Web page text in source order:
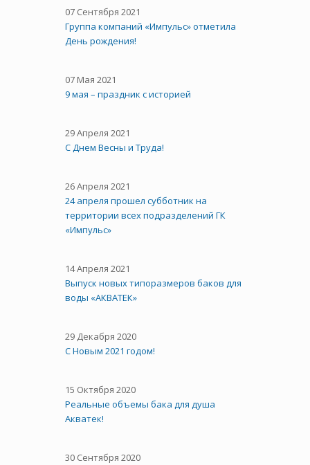
07 Сентября 2021
Группа компаний «Импульс» отметила
День рождения!
07 Мая 2021
9 мая – праздник с историей
29 Апреля 2021
C Днем Весны и Труда!
26 Апреля 2021
24 апреля прошел субботник на
территории всех подразделений ГК
«Импульс»
14 Апреля 2021
Выпуск новых типоразмеров баков для
воды «АКВАТЕК»
29 Декабря 2020
С Новым 2021 годом!
15 Октября 2020
Реальные объемы бака для душа
Акватек!
30 Сентября 2020